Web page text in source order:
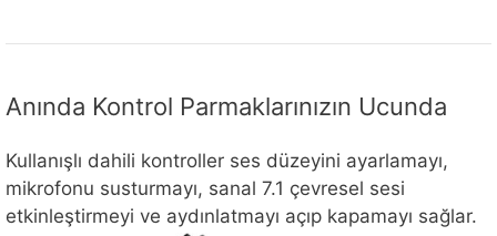
Anında Kontrol Parmaklarınızın Ucunda
Kullanışlı dahili kontroller ses düzeyini ayarlamayı,
mikrofonu susturmayı, sanal 7.1 çevresel sesi
etkinleştirmeyi ve aydınlatmayı açıp kapamayı sağlar.